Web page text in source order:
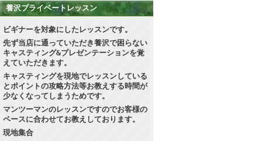
養沢プライベートレッスン
ビギナーを対象にしたレッスンです。
先ず当店に通っていただき養沢で困らない
キャスティング&プレゼンテーションを覚
えていただきます。
キャスティングを現地でレッスンしている
とポイントの攻略方法等お教えする時間が
少なくなってしまうためです。
マンツーマンのレッスンですのでお客様の
ペースに合わせてお教えしております。
現地集合